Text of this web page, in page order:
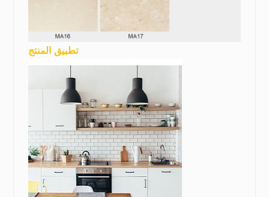
تطبيق المنتج